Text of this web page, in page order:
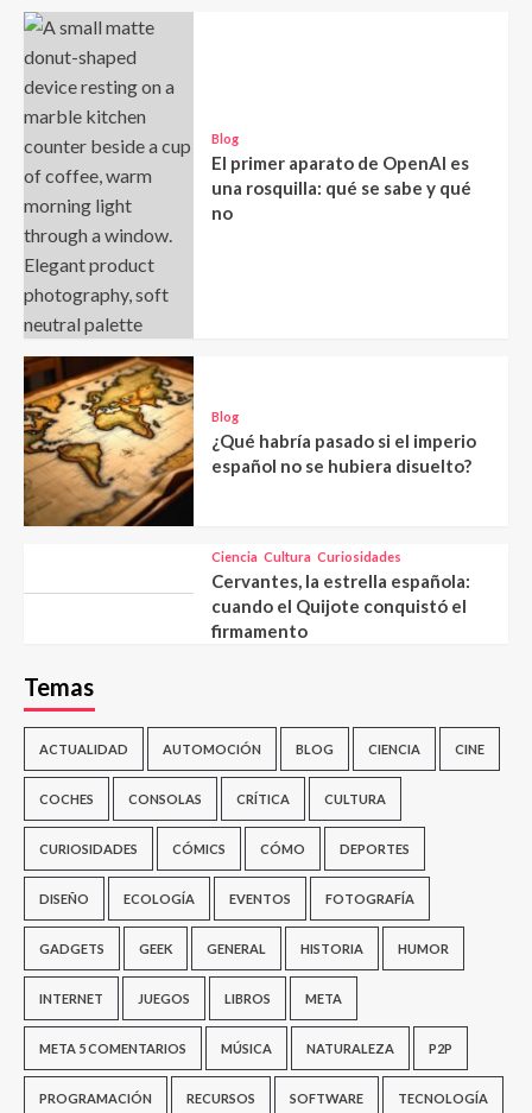
Blog
El primer aparato de OpenAI es
una rosquilla: qué se sabe y qué
no
Blog
¿Qué habría pasado si el imperio
español no se hubiera disuelto?
Ciencia Cultura Curiosidades
Cervantes, la estrella española:
cuando el Quijote conquistó el
firmamento
Temas
ACTUALIDAD AUTOMOCIÓN BLOG CIENCIA CINE
COCHES CONSOLAS CRÍTICA CULTURA
CURIOSIDADES CÓMICS CÓMO DEPORTES
DISEÑO ECOLOGÍA EVENTOS FOTOGRAFÍA
GADGETS GEEK GENERAL HISTORIA HUMOR
INTERNET JUEGOS LIBROS META
META 5 COMENTARIOS MÚSICA NATURALEZA P2P
PROGRAMACIÓN RECURSOS SOFTWARE TECNOLOGÍA